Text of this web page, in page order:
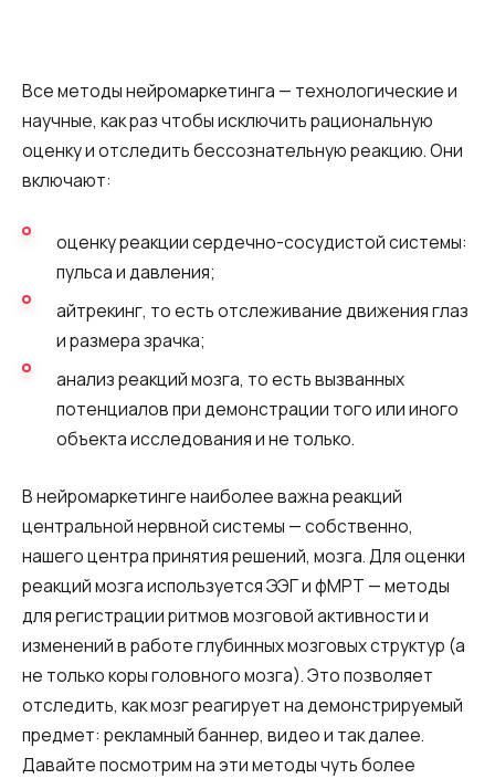
Все методы нейромаркетинга — технологические и
научные, как раз чтобы исключить рациональную
оценку и отследить бессознательную реакцию. Они
включают:
оценку реакции сердечно-сосудистой системы:
пульса и давления;
айтрекинг, то есть отслеживание движения глаз
и размера зрачка;
анализ реакций мозга, то есть вызванных
потенциалов при демонстрации того или иного
объекта исследования и не только.
В нейромаркетинге наиболее важна реакций
центральной нервной системы — собственно,
нашего центра принятия решений, мозга. Для оценки
реакций мозга используется ЭЭГ и фМРТ — методы
для регистрации ритмов мозговой активности и
изменений в работе глубинных мозговых структур (а
не только коры головного мозга). Это позволяет
отследить, как мозг реагирует на демонстрируемый
предмет: рекламный баннер, видео и так далее.
Давайте посмотрим на эти методы чуть более